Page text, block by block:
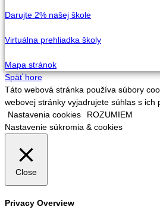
Darujte 2% našej škole
Virtuálna prehliadka školy
Mapa stránok
Späť hore
Táto webová stránka používa súbory
webovej stránky vyjadrujete súhlas s ich
Nastavenia cookies
ROZUMIEM
Nastavenie súkromia & cookies
Close
Privacy Overview